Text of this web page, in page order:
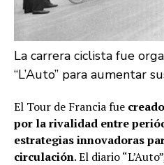
La carrera ciclista fue
“L’Auto” para aumentar
El Tour de Francia fue
por la rivalidad entre
estrategias innovadoras
circulación. El diario